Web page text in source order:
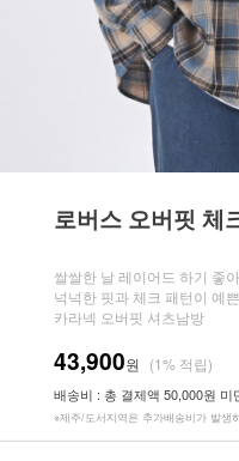
로버스 오버핏 체
쌀쌀한 날 레이어드 하기 좋
넉넉한 핏과 체크 패턴이 예쁜
카라넥 오버핏 셔츠남방
43,900원 (1% 적립)
배송비 : 총 결제액 50,000원 미
※제주/도서지역은 추가배송비가 발생